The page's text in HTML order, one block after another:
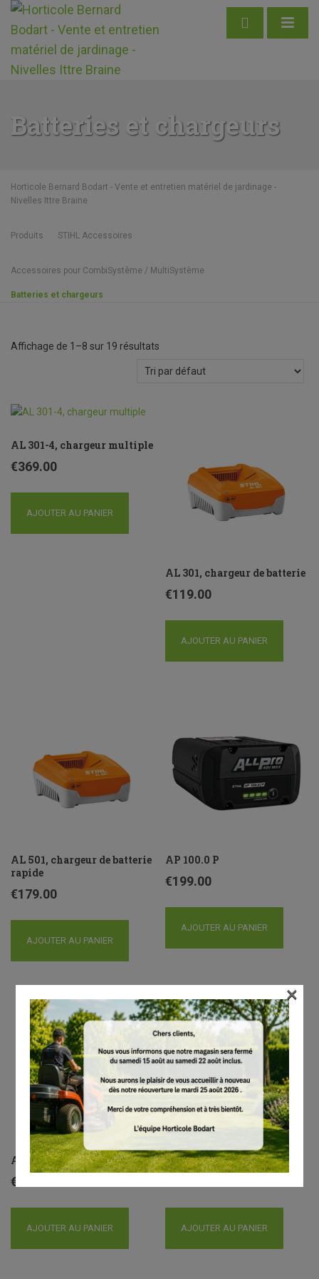
Batteries et chargeurs
Horticole Bernard Bodart - Vente et entretien matériel de jardinage -
Nivelles Ittre Braine
Produits STIHL Accessoires
Accessoires pour CombiSystème / MultiSystème
Batteries et chargeurs
Affichage de 1–8 sur 19 résultats
AL 301-4, chargeur multiple
€369.00
AJOUTER AU PANIER
AL 301, chargeur de batterie
€119.00
AJOUTER AU PANIER
AL 501, chargeur de batterie
rapide
€179.00
AJOUTER AU PANIER
AP 100.0 P
€199.00
AJOUTER AU PANIER
AP 200.0 P
€
AJOUTER AU PANIER
AP 300.0 P
AJOUTER AU PANIER
×